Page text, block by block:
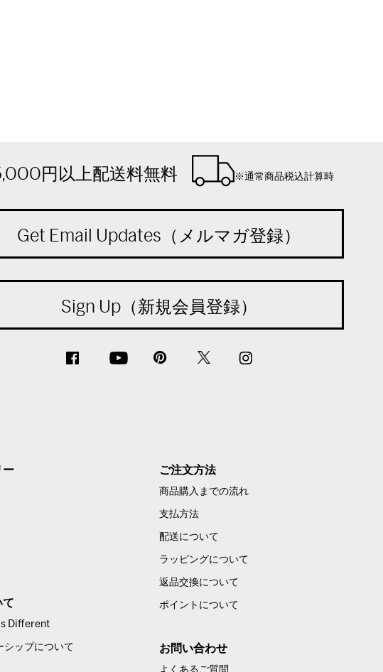
円以上配送料無料 ※通常商品税込計算時
Get Email Updates（メルマガ登録）
Sign Up（新規会員登録）
ー
て
Different
シップについて
ご注文方法
商品購入までの流れ
支払方法
配送について
ラッピングについて
返品交換について
ポイントについて
お問い合わせ
よくあるご質問